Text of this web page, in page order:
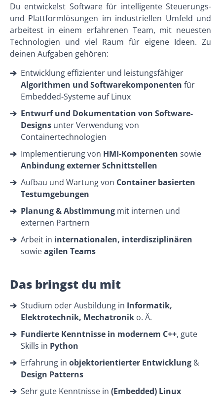
Du entwickelst Software für intelligente Steuerungs-
und Plattformlösungen im industriellen Umfeld und
arbeitest in einem erfahrenen Team, mit neuesten
Technologien und viel Raum für eigene Ideen. Zu
deinen Aufgaben gehören:
Entwicklung effizienter und leistungsfähiger
Algorithmen und Softwarekomponenten für
Embedded-Systeme auf Linux
Entwurf und Dokumentation von Software-
Designs unter Verwendung von
Containertechnologien
Implementierung von HMI-Komponenten sowie
Anbindung externer Schnittstellen
Aufbau und Wartung von Container basierten
Testumgebungen
Planung & Abstimmung mit internen und
externen Partnern
Arbeit in internationalen, interdisziplinären
sowieagilen Teams
Das bringst du mit
Studium oder Ausbildung in Informatik,
Elektrotechnik, Mechatronik o. Ä.
Fundierte Kenntnisse in modernem C++, gute
Skills in Python
Erfahrung in objektorientierter Entwicklung &
Design Patterns
Sehr gute Kenntnisse in (Embedded) Linux